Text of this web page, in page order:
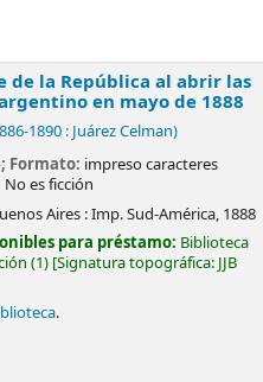
de la República al abrir las
en mayo de 1888
1890 : Juárez Celman)
; Formato: impreso caracteres
No es ficción
Aires :Imp. Sud-América, 1888
para préstamo: Biblioteca
(1) Signatura topográfica: JJB
.